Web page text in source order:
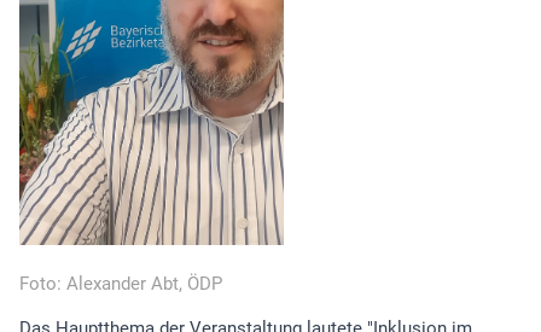
Foto: Alexander Abt, ÖDP